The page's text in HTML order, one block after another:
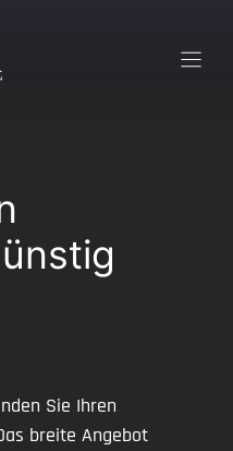
Sie Ihren
breite Angebot